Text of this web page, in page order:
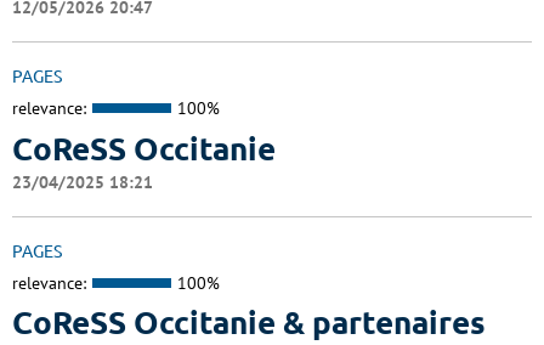
12/05/2026 20:47
PAGES
relevance: 100%
CoReSS Occitanie
23/04/2025 18:21
PAGES
relevance: 100%
CoReSS Occitanie & partenaires